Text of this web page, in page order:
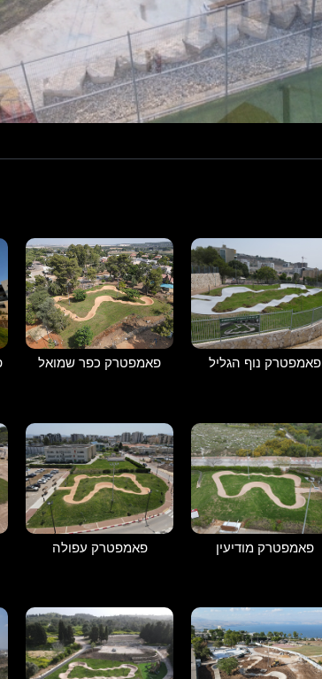
פאמפטרק נוף הגליל פאמפטרק כפר שמואל
פאמפטרק מודיעין פאמפטרק עפולה